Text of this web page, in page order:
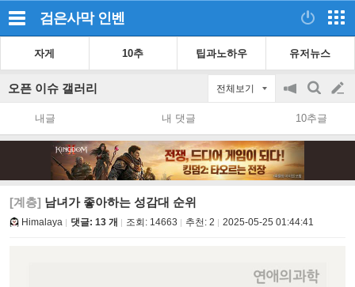
검은사막 인벤
자게 10추 팁과노하우 유저뉴스
오픈 이슈 갤러리 전체보기
공
지
on/off
검
색
글
쓰
내글 내 댓글 10추글
[계층] 남녀가 좋아하는 성감대 순위
Himalaya 댓글: 13 개 조회: 14663 추천: 2 2025-05-25 01:44:41